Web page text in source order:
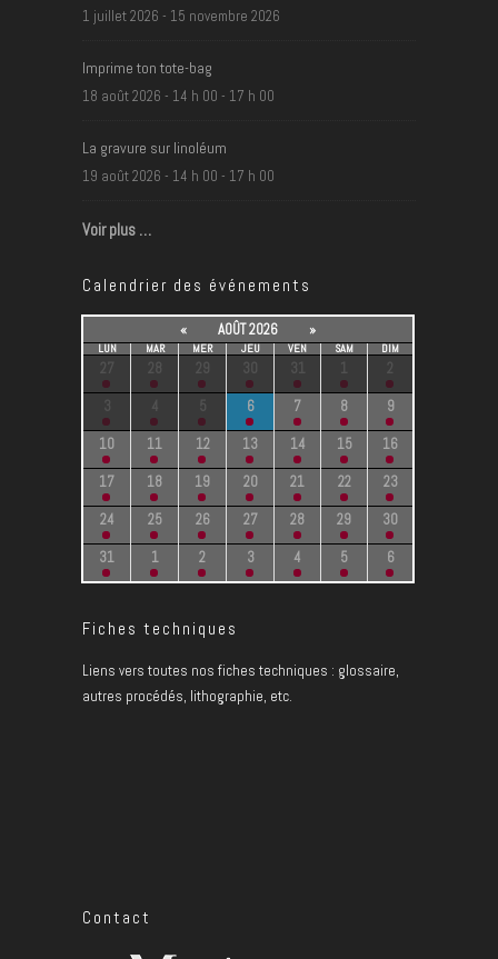
1 juillet 2026 - 15 novembre 2026
Imprime ton tote-bag
18 août 2026 - 14 h 00 - 17 h 00
La gravure sur linoléum
19 août 2026 - 14 h 00 - 17 h 00
Voir plus …
Calendrier des événements
« AOÛT 2026 »
LUN MAR MER JEU VEN SAM DIM
27 28 29 30 31 1
2
3
5 6 7 8
9
10
11 12 13 14 15
16
17
18 19 20 21 22
23
24
25 26 27 28 29
30
31
1 2 3 4 5 6
Fiches techniques
Liens vers toutes nos fiches techniques : glossaire,
autres procédés, lithographie, etc.
Contact